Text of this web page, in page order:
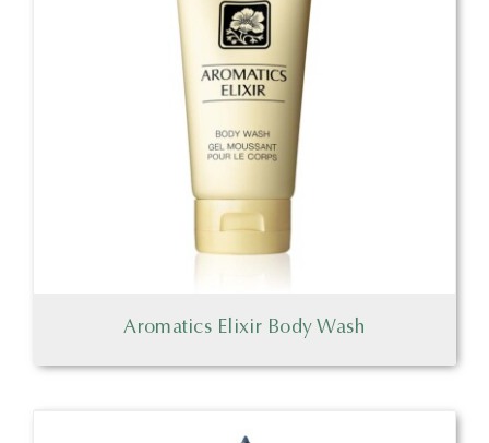
Aromatics Elixir Body Wash